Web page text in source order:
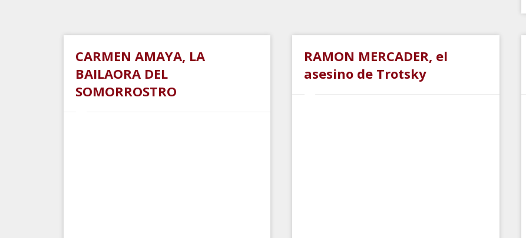
CARMEN AMAYA, LA
BAILAORA DEL
SOMORROSTRO
RAMON MERCADER, el
asesino de Trotsky